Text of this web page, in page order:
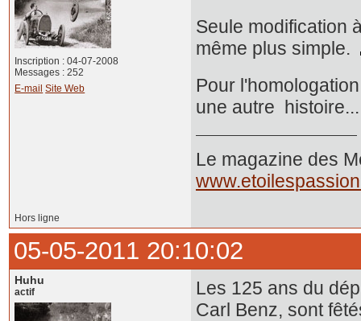
Inscription : 04-07-2008
Messages : 252
E-mail Site Web
Seule modification
même plus simple.
Pour
une autre histoire...
Le magazine des
Hors ligne
05-05-2011 20:10:02
Huhu
actif
Les 125 ans du
Carl Benz, sont